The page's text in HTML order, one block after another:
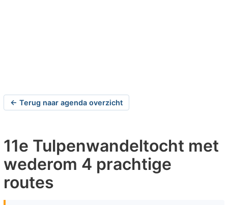
← Terug naar agenda overzicht
11e Tulpenwandeltocht met
wederom 4 prachtige
routes